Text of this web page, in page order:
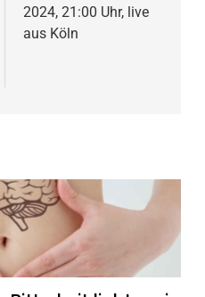
2024, 21:00 Uhr, live
aus Köln